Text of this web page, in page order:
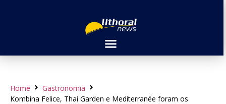
Home
Gastronomia
Kombina Felice, Thai Garden e Mediterranée foram os